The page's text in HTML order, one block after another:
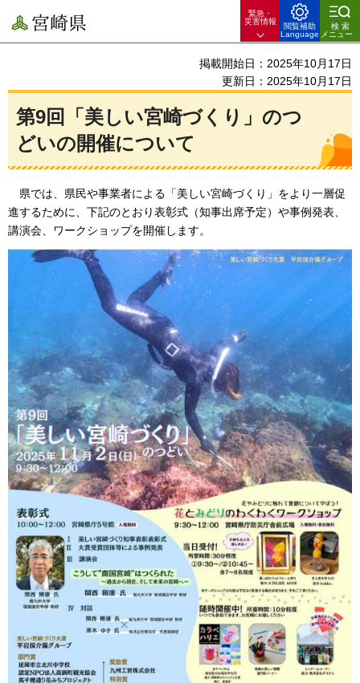
宮崎県
緊急・
災害情報
閲覧補助
Language
検索
メニュー
掲載開始日：2025年10月17日
更新日：2025年10月17日
第9回「美しい宮崎づくり」のつ
どいの開催について
県では、県民や事業者による「美しい宮崎づくり」をより一層促
進するために、下記のとおり表彰式（知事出席予定）や事例発表、
講演会、ワークショップを開催します。